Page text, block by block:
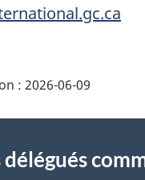
: 2026-06-09
délégués